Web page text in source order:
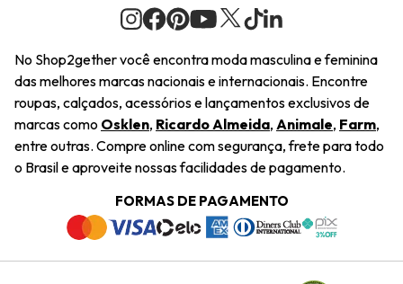
Saiu na Mídia
Sustentabilidade
Navegando
Termos e Condições
Trabalhe Conosco
Regulamento e Promoções
Pedido de Presente
Wishlist
Condições Gerais
Troca Fácil
Restituição de Pagamento
Dúvidas Frequentes
Termos e Condições
Política de Privacidade
No Shop2gether você encontra moda masculina e feminina
das melhores marcas nacionais e internacionais. Encontre
roupas, calçados, acessórios e lançamentos exclusivos de
marcas como Osklen, Ricardo Almeida, Animale, Farm,
entre outras. Compre online com segurança, frete para todo
o Brasil e aproveite nossas facilidades de pagamento.
FORMAS DE PAGAMENTO